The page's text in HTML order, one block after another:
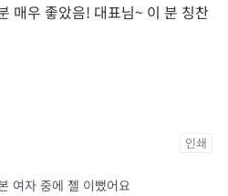
매우 좋았음! 대표님~ 이 분 칭찬
인쇄
여자 중에 젤 이뻤어요